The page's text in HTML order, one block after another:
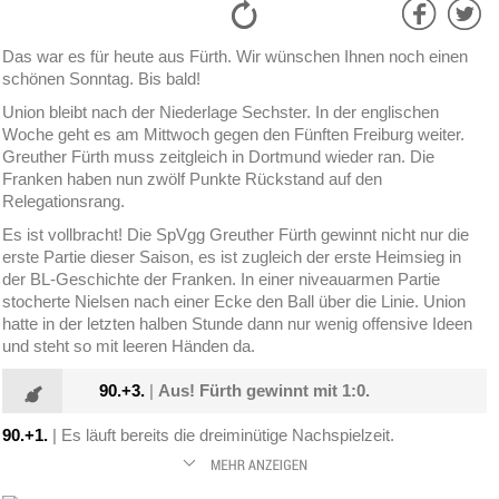
Das war es für heute aus Fürth. Wir wünschen Ihnen noch einen
schönen Sonntag. Bis bald!
Union bleibt nach der Niederlage Sechster. In der englischen
Woche geht es am Mittwoch gegen den Fünften Freiburg weiter.
Greuther Fürth muss zeitgleich in Dortmund wieder ran. Die
Franken haben nun zwölf Punkte Rückstand auf den
Relegationsrang.
Es ist vollbracht! Die SpVgg Greuther Fürth gewinnt nicht nur die
erste Partie dieser Saison, es ist zugleich der erste Heimsieg in
der BL-Geschichte der Franken. In einer niveauarmen Partie
stocherte Nielsen nach einer Ecke den Ball über die Linie. Union
hatte in der letzten halben Stunde dann nur wenig offensive Ideen
und steht so mit leeren Händen da.
90.+3. | Aus! Fürth gewinnt mit 1:0.
90.+1. | Es läuft bereits die dreiminütige Nachspielzeit.